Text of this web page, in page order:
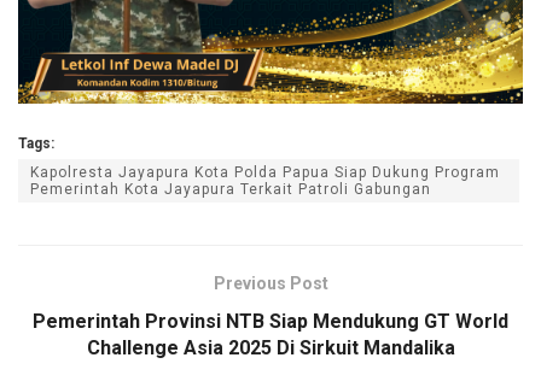
Tags:
Kapolresta Jayapura Kota Polda Papua Siap Dukung Program
Pemerintah Kota Jayapura Terkait Patroli Gabungan
Previous Post
Pemerintah Provinsi NTB Siap Mendukung GT World
Challenge Asia 2025 Di Sirkuit Mandalika